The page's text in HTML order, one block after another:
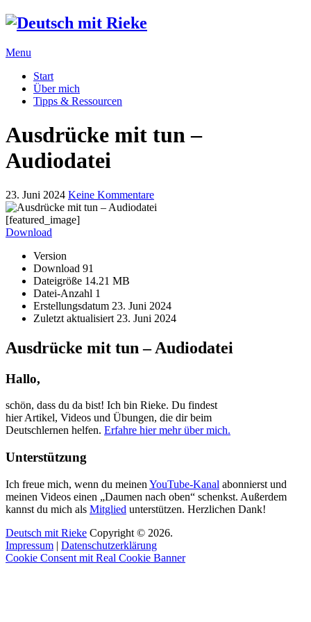
Menu
Start
Über mich
Tipps & Ressourcen
Ausdrücke mit tun –
Audiodatei
23. Juni 2024 Keine Kommentare
[featured_image]
Download
Version
Download 91
Dateigröße 14.21 MB
Datei-Anzahl 1
Erstellungsdatum 23. Juni 2024
Zuletzt aktualisiert 23. Juni 2024
Ausdrücke mit tun – Audiodatei
Hallo,
schön, dass du da bist! Ich bin Rieke. Du findest
hier Artikel, Videos und Übungen, die dir beim
Deutschlernen helfen. Erfahre hier mehr über mich.
Unterstützung
Ich freue mich, wenn du meinen YouTube-Kanal abonnierst und
meinen Videos einen „Daumen nach oben“ schenkst. Außerdem
kannst du mich als Mitglied unterstützen. Herzlichen Dank!
Deutsch mit Rieke Copyright © 2026.
Impressum | Datenschutzerklärung
Cookie Consent mit Real Cookie Banner